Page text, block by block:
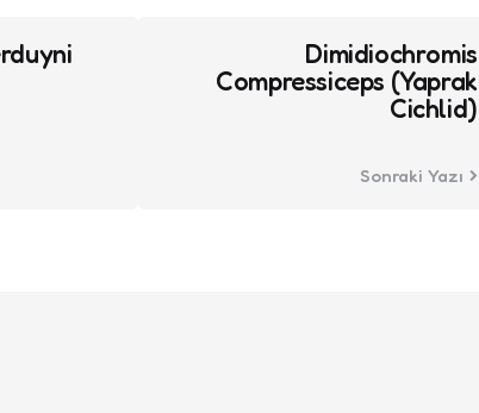
Dimidiochromis
Compressiceps (Yaprak
Cichlid)
Sonraki Yazı